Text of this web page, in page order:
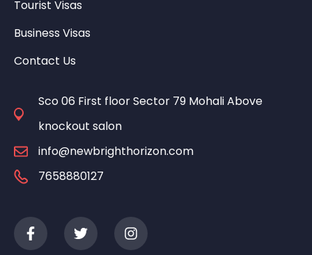
Tourist Visas
Business Visas
Contact Us
Sco 06 First floor Sector 79 Mohali Above
knockout salon
info@newbrighthorizon.com
7658880127